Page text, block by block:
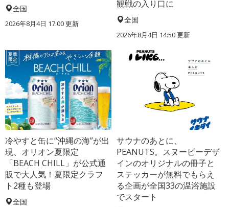
全国
2026年8月4日 17:00更新
観戦の入り口に
全国
2026年8月4日 14:50更新
冷やすと缶に“沖縄の海”が出
現、オリオン夏限定
「BEACH CHILL」が公式通
販で大人気！夏限定クラフ
ト2種も登場
全国
サウナのあとに、
PEANUTS。スヌーピーデザ
インのオリジナルの冊子と
ステッカーが無料でもらえ
る企画が全国33の温浴施設
でスタート